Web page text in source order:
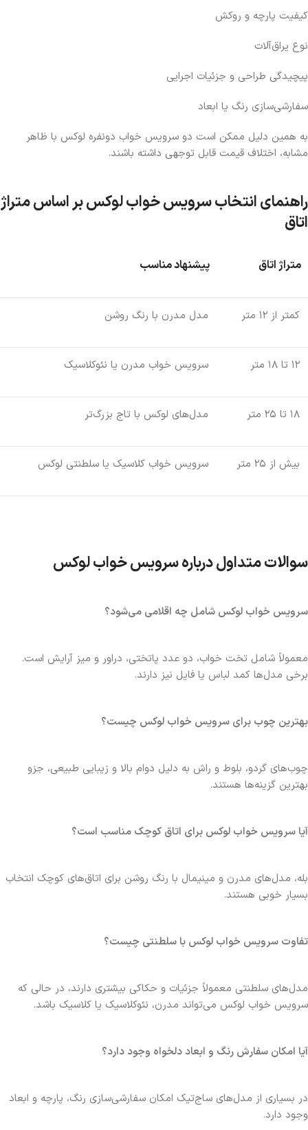
کیفیت پارچه و روکش
نوع یراق‌آلات
پیچیدگی طراحی و جزئیات اجرایی
سفارشی‌سازی رنگ یا ابعاد
به همین دلیل ممکن است دو سرویس خواب دونفره لوکس با ظاهر
مشابه، اختلاف قیمت قابل توجهی داشته باشند.
راهنمای انتخاب سرویس خواب لوکس بر اساس متراژ
اتاق
متراژ اتاق پیشنهاد مناسب
کمتر از ۱۲ متر مدل مدرن با رنگ روشن
۱۲ تا ۱۸ متر سرویس خواب مدرن یا نئوکلاسیک
۱۸ تا ۲۵ متر مدل‌های لوکس با تاج بزرگ‌تر
بیش از ۲۵ متر سرویس خواب کلاسیک یا سلطنتی لوکس
سوالات متداول درباره سرویس خواب لوکس
سرویس خواب لوکس شامل چه اقلامی می‌شود؟
معمولاً شامل تخت خواب، دو عدد پاتختی، دراور و میز آرایش است.
برخی مدل‌ها کمد لباس یا فایل نیز دارند.
بهترین چوب برای سرویس خواب لوکس چیست؟
چوب‌های گردو، بلوط و راش به دلیل دوام بالا و زیبایی طبیعی، جزو
بهترین گزینه‌ها هستند.
آیا سرویس خواب لوکس برای اتاق کوچک مناسب است؟
بله، مدل‌های مدرن و مینیمال با رنگ روشن برای اتاق‌های کوچک انتخاب
بسیار خوبی هستند.
تفاوت سرویس خواب لوکس با سلطنتی چیست؟
مدل‌های سلطنتی معمولاً جزئیات و حکاکی بیشتری دارند، در حالی که
سرویس خواب لوکس می‌تواند مدرن، نئوکلاسیک یا کلاسیک باشد.
آیا امکان سفارش رنگ و ابعاد دلخواه وجود دارد؟
در بسیاری از مدل‌های ساج‌تیک امکان سفارشی‌سازی رنگ، پارچه و ابعاد
وجود دارد.